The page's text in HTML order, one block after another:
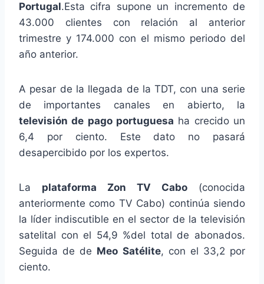
Portugal.Esta cifra supone un incremento de
43.000 clientes con relación al anterior
trimestre y 174.000 con el mismo periodo del
año anterior.
A pesar de la llegada de la TDT, con una serie
de importantes canales en abierto, la
televisión de pago portuguesa ha crecido un
6,4 por ciento. Este dato no pasará
desapercibido por los expertos.
La plataforma Zon TV Cabo (conocida
anteriormente como TV Cabo) continúa siendo
la líder indiscutible en el sector de la televisión
satelital con el 54,9 %del total de abonados.
Seguida de de Meo Satélite, con el 33,2 por
ciento.